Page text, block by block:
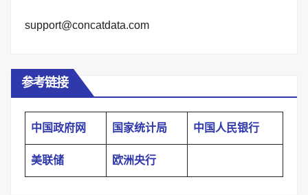
support@concatdata.com
参考链接
中国政府网 国家统计局 中国人民银行
美联储 欧洲央行